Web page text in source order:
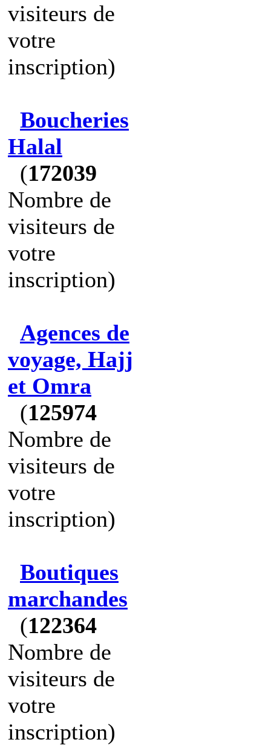
visiteurs de
votre
inscription)
Boucheries
Halal
(172039
Nombre de
visiteurs de
votre
inscription)
Agences de
voyage, Hajj
et Omra
(125974
Nombre de
visiteurs de
votre
inscription)
Boutiques
marchandes
(122364
Nombre de
visiteurs de
votre
inscription)